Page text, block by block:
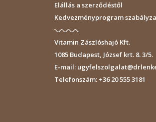
Elállás a szerződéstől
Kedvezményprogram
Vitamin Zászlóshajó Kft.
1085Budapest, József krt. 8. 3/5.
E-mail:
Telefonszám:+36 20 555 3181